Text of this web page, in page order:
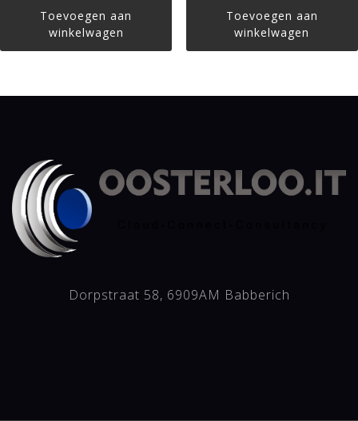
Toevoegen aan
winkelwagen
Toevoegen aan
winkelwagen
Dorpstraat 58, 6909AM Babberich